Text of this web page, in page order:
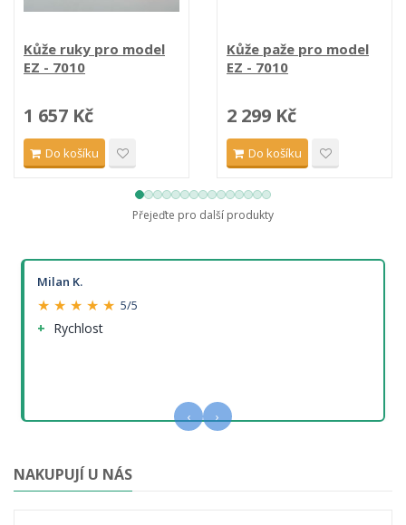
Kůže ruky pro model
EZ - 7010
1 657 Kč
Do košíku
Kůže paže pro model
EZ - 7010
2 299 Kč
Do košíku
Přejeďte pro další produkty
Milan K.
★ ★ ★ ★ ★ 5/5
Rychlost
‹ ›
NAKUPUJÍ U NÁS